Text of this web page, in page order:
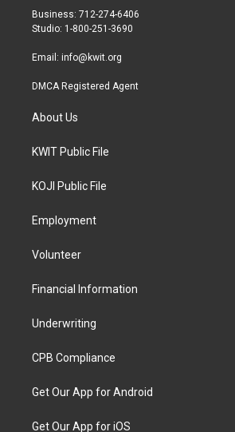
r
r
a
Business: 712-274-6406
Studio: 1-800-251-3690
Email: info@kwit.org
DMCA Registered Agent
About Us
KWIT Public File
KOJI Public File
Employment
Volunteer
Financial Information
Underwriting
CPB Compliance
Get Our App for Android
Get Our App for iOS